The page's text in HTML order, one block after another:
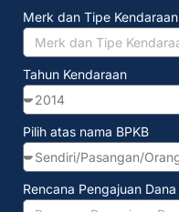
Merk dan Tipe Kendaraan
Tahun Kendaraan
Pilih atas nama BPKB
Rencana Pengajuan Dana